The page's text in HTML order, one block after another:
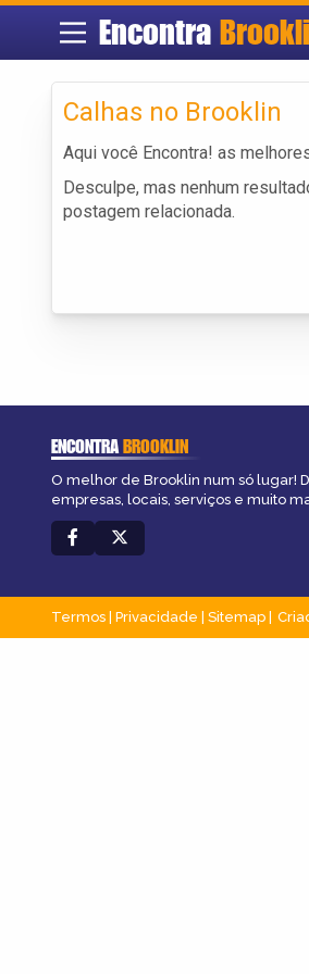
Encontra
Calhas no Brooklin
Aqui você Encontra! as
Desculpe, mas nenhum
postagem relacionada.
ENCONTRABROOKLIN
O melhor de Brooklin num só lugar!
empresas, locais, serviços e muito
Termos Privacidade Sitemap